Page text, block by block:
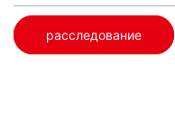
расследование